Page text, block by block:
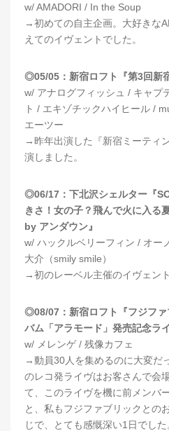
w/ AMADORI / In the Soup
→初めての自主企画。大好きな
えてのイヴェントでした。
◎05/05：新宿ロフト『第3回新
w/ アナログフィッシュ / キャプ
ト / エキゾチックハイヒール /
エーツー
→昨年出演した『新宿ミーティ
演しました。
◎06/17：下北沢シェルター『
きさ！女の子？飛んで火に入
by アンダウン』
w/ ハックルベリーフィン / オー
大介（smily smile）
→初のレーベル主催のイヴェント
◎08/07：新宿ロフト『フジフ
バム「アラモード」発売記念ライ
w/ メレンゲ / 残像カフェ
→動員30人を集めるのに大変だ
のレコ発ライヴはお客さんで会
て、このライヴを機に前メンバ
と、私もフジファブリックとの
じで、とても感慨深い1日でし